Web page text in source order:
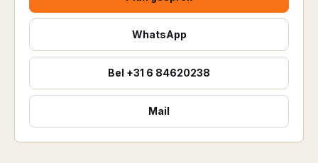
WhatsApp
Bel +31 6 84620238
Mail